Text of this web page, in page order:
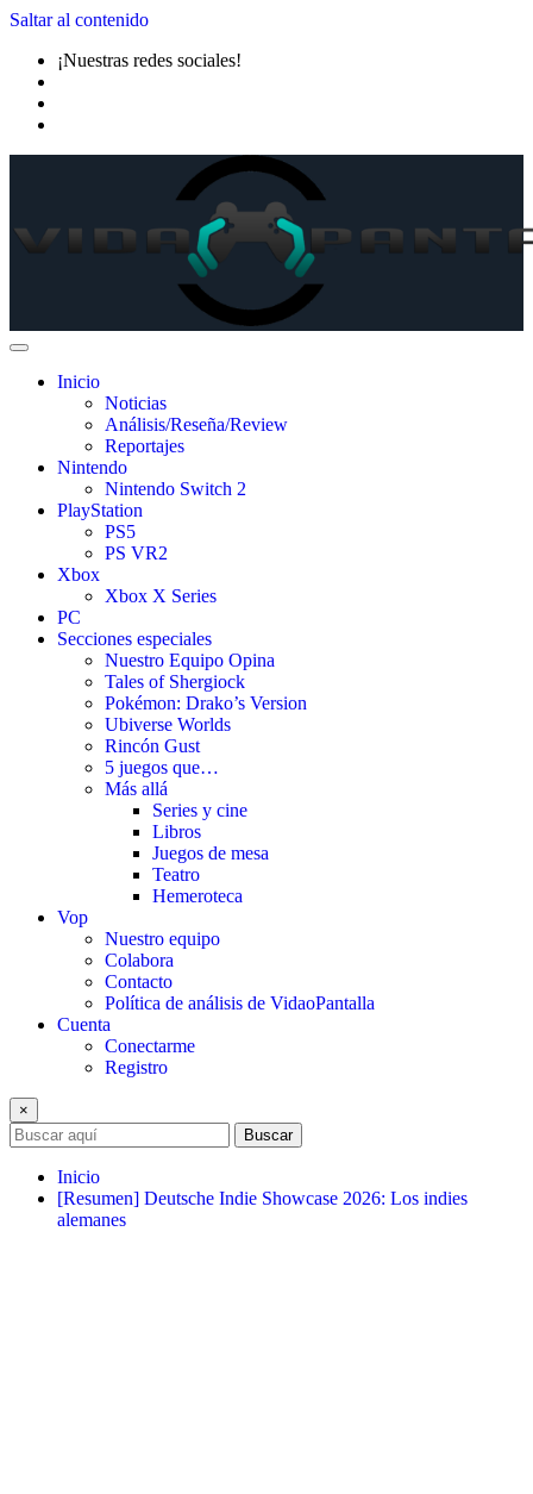
Saltar al contenido
¡Nuestras redes sociales!
Inicio
Noticias
Análisis/Reseña/Review
Reportajes
Nintendo
Nintendo Switch 2
PlayStation
PS5
PS VR2
Xbox
Xbox X Series
PC
Secciones especiales
Nuestro Equipo Opina
Tales of Shergiock
Pokémon: Drako’s Version
Ubiverse Worlds
Rincón Gust
5 juegos que…
Más allá
Series y cine
Libros
Juegos de mesa
Teatro
Hemeroteca
Vop
Nuestro equipo
Colabora
Contacto
Política de análisis de VidaoPantalla
Cuenta
Conectarme
Registro
×
Buscar
Inicio
[Resumen] Deutsche Indie Showcase 2026: Los indies
alemanes